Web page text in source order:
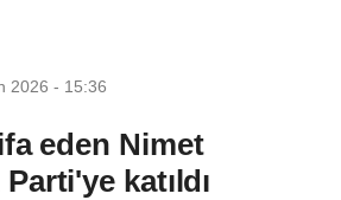
2026 - 15:36
eden Nimet
katıldı